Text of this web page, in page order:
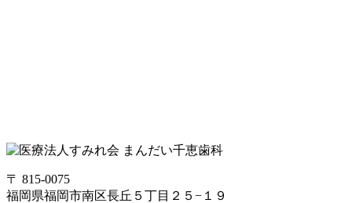
〒 815-0075
福岡県福岡市南区長丘５丁目２５−１９